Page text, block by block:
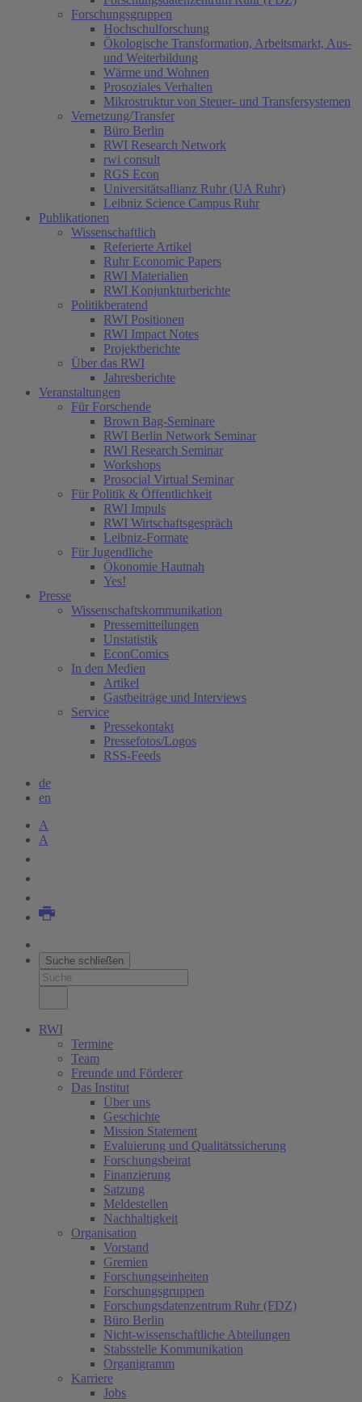
Forschungsgruppen
Hochschulforschung
Ökologische Transformation, Arbeitsmarkt, Aus-
und Weiterbildung
Wärme und Wohnen
Prosoziales Verhalten
Mikrostruktur von Steuer- und Transfersystemen
Vernetzung/Transfer
Büro Berlin
RWI Research Network
rwi consult
RGS Econ
Universitätsallianz Ruhr (UA Ruhr)
Leibniz Science Campus Ruhr
Publikationen
Wissenschaftlich
Referierte Artikel
Ruhr Economic Papers
RWI Materialien
RWI Konjunkturberichte
Politikberatend
RWI Positionen
RWI Impact Notes
Projektberichte
Über das RWI
Jahresberichte
Veranstaltungen
Für Forschende
Brown Bag-Seminare
RWI Berlin Network Seminar
RWI Research Seminar
Workshops
Prosocial Virtual Seminar
Für Politik & Öffentlichkeit
RWI Impuls
RWI Wirtschaftsgespräch
Leibniz-Formate
Für Jugendliche
Ökonomie Hautnah
Yes!
Presse
Wissenschaftskommunikation
Pressemitteilungen
Unstatistik
EconComics
In den Medien
Artikel
Gastbeiträge und Interviews
Service
Pressekontakt
Pressefotos/Logos
RSS-Feeds
de
en
A
A
Suche schließen
RWI
Termine
Team
Freunde und Förderer
Das Institut
Über uns
Geschichte
Mission Statement
Evaluierung und Qualitätssicherung
Forschungsbeirat
Finanzierung
Satzung
Meldestellen
Nachhaltigkeit
Organisation
Vorstand
Gremien
Forschungseinheiten
Forschungsgruppen
Forschungsdatenzentrum Ruhr (FDZ)
Büro Berlin
Nicht-wissenschaftliche Abteilungen
Stabsstelle Kommunikation
Organigramm
Karriere
Jobs